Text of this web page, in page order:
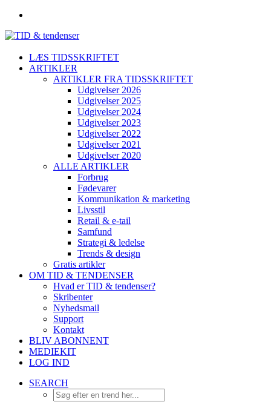
LÆS TIDSSKRIFTET
ARTIKLER
ARTIKLER FRA TIDSSKRIFTET
Udgivelser 2026
Udgivelser 2025
Udgivelser 2024
Udgivelser 2023
Udgivelser 2022
Udgivelser 2021
Udgivelser 2020
ALLE ARTIKLER
Forbrug
Fødevarer
Kommunikation & marketing
Livsstil
Retail & e-tail
Samfund
Strategi & ledelse
Trends & design
Gratis artikler
OM TID & TENDENSER
Hvad er TID & tendenser?
Skribenter
Nyhedsmail
Support
Kontakt
BLIV ABONNENT
MEDIEKIT
LOG IND
SEARCH